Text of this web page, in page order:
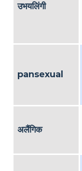
उभयलिंगी
pansexual
अलैंगिक